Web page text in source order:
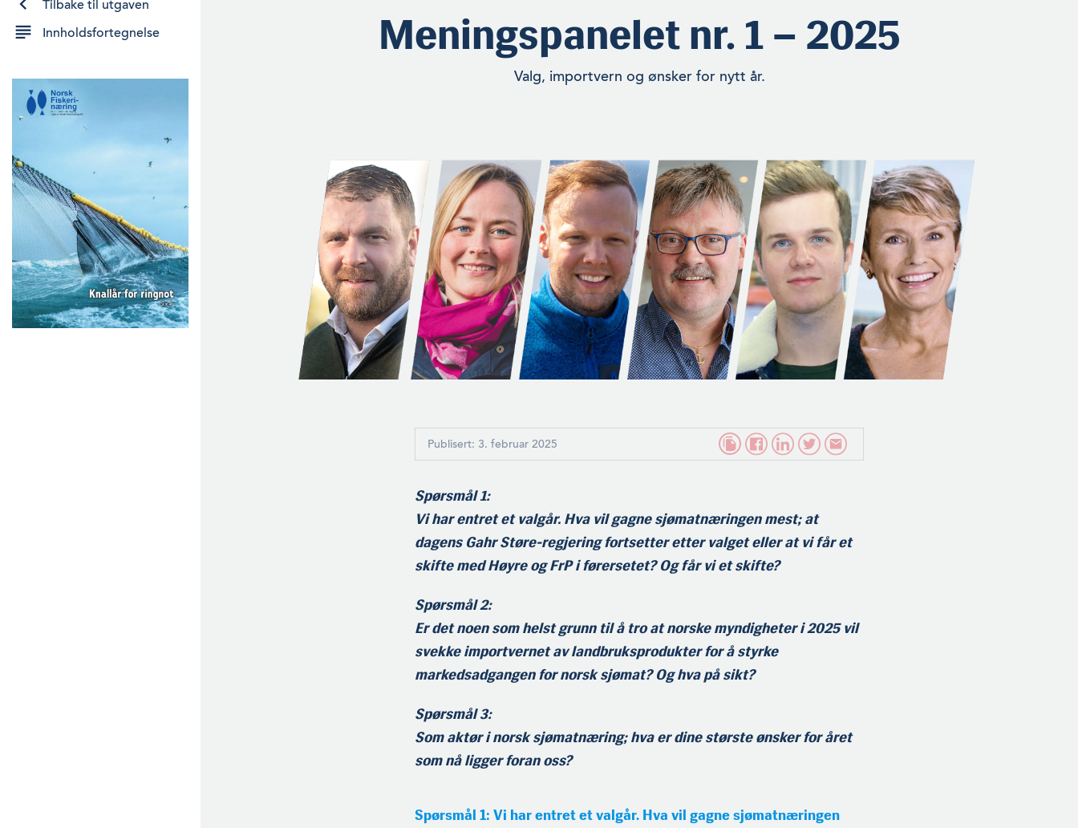
Tilbake til utgaven
Innholdsfortegnelse
Meningspanelet nr. 1 – 2025
Valg, importvern og ønsker for nytt år.
Publisert: 3. februar 2025
Spørsmål 1:
Vi har entret et valgår. Hva vil gagne sjømatnæringen mest; at
dagens Gahr Støre-regjering fortsetter etter valget eller at vi får et
skifte med Høyre og FrP i førersetet? Og får vi et skifte?
Spørsmål 2:
Er det noen som helst grunn til å tro at norske myndigheter i 2025 vil
svekke importvernet av landbruksprodukter for å styrke
markedsadgangen for norsk sjømat? Og hva på sikt?
Spørsmål 3:
Som aktør i norsk sjømatnæring; hva er dine største ønsker for året
som nå ligger foran oss?
Spørsmål 1: Vi har entret et valgår. Hva vil gagne sjømatnæringen